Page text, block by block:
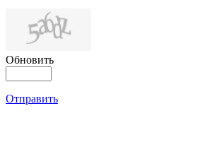
Обновить
Отправить